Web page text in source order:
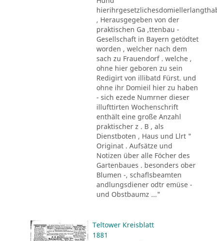
, Herausgegeben von der
praktischen Ga ,ttenbau -
Gesellschaft in Bayern getödtet
worden , welcher nach dem
sach zu Frauendorf . welche ,
ohne hier geboren zu sein
Redigirt von illibatd Fürst. und
ohne ihr Domieil hier zu haben
- sich ezede Numrner dieser
illufttirten Wochenschrift
enthält eine große Anzahl
praktischer z . B , als
Dienstboten , Haus und Llrt "
Originat . Aufsätze und
Notizen über alle Föcher des
Gartenbaues . besonders ober
Blumen -, schaflsbeamten
andlungsdiener odtr emüse -
und Obstbaumz ..."
Teltower Kreisblatt
1881